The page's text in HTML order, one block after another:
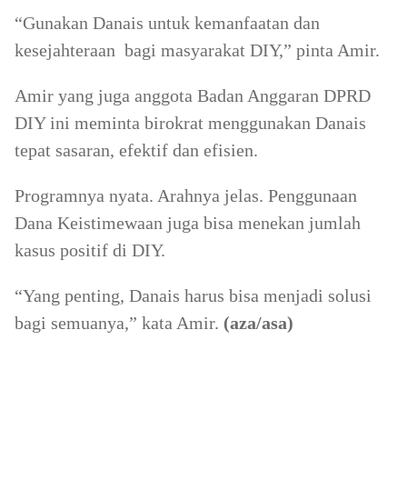
“Gunakan Danais untuk kemanfaatan dan
kesejahteraan bagi masyarakat DIY,” pinta Amir.
Amir yang juga anggota Badan Anggaran DPRD
DIY ini meminta birokrat menggunakan Danais
tepat sasaran, efektif dan efisien.
Programnya nyata. Arahnya jelas. Penggunaan
Dana Keistimewaan juga bisa menekan jumlah
kasus positif di DIY.
“Yang penting, Danais harus bisa menjadi solusi
bagi semuanya,” kata Amir. (aza/asa)